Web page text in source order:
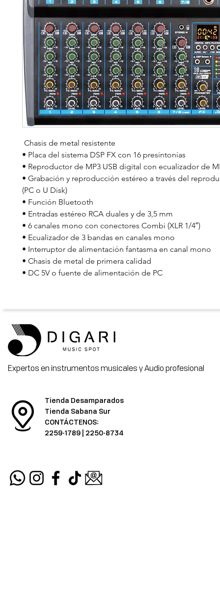
Chasis de metal resistente
• Placa del sistema DSP FX con 16 presintonías
• Reproductor de MP3 USB digital con ecualizador de
• Grabación y reproducción estéreo a través del
(PC o U Disk)
• Función Bluetooth
• Entradas estéreo RCA duales y de 3,5 mm
• 6 canales mono con conectores Combi (XLR 1/4″)
• Ecualizador de 3 bandas en canales mono
• Interruptor de alimentación fantasma en canal mono
• Chasis de metal de primera calidad
• DC 5V o fuente de alimentación de PC
Expertos en instrumentos musicales y Audio profesional
Tienda Desamparados
Tienda Sabana Sur
CONTÁCTENOS:
2259-1789 | 2250-8734